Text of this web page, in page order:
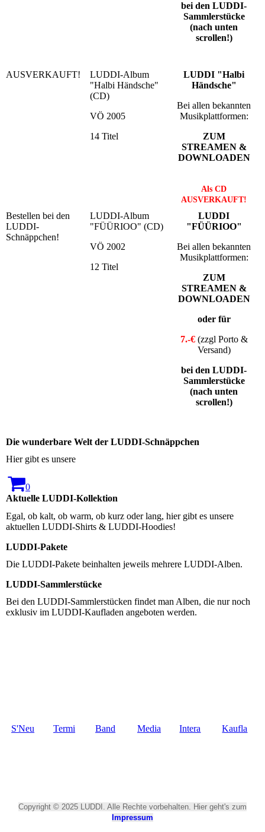
bei den LUDDI-
Sammlerstücke
(nach unten
scrollen!)
AUSVERKAUFT!
LUDDI-Album
"Halbi Händsche"
(CD)
VÖ 2005
14 Titel
LUDDI "Halbi
Händsche"
Bei allen bekannten
Musikplattformen:
ZUM
STREAMEN &
DOWNLOADEN
Als CD
AUSVERKAUFT!
Bestellen bei den
LUDDI-
Schnäppchen!
LUDDI-Album
"FÜÜRIOO" (CD)
VÖ 2002
12 Titel
LUDDI
"FÜÜRIOO"
Bei allen bekannten
Musikplattformen:
ZUM
STREAMEN &
DOWNLOADEN
oder für
7.-€(zzgl Porto &
Versand)
bei den LUDDI-
Sammlerstücke
(nach unten
scrollen!)
Die wunderbare Welt der LUDDI-Schnäppchen
Hier gibt es unsere
0
Aktuelle LUDDI-Kollektion
Egal, ob kalt, ob warm, ob kurz oder lang, hier gibt es unsere
aktuellen LUDDI-Shirts & LUDDI-Hoodies!
LUDDI-Pakete
Die LUDDI-Pakete beinhalten jeweils mehrere LUDDI-Alben.
LUDDI-Sammlerstücke
Bei den LUDDI-Sammlerstücken findet man Alben, die nur noch
exklusiv im LUDDI-Kaufladen angeboten werden.
S'Neu
Termi
Band
Media
Intera
Kaufla
Copyright © 2025 LUDDI. Alle Rechte vorbehalten. Hier geht's zum
Impressum